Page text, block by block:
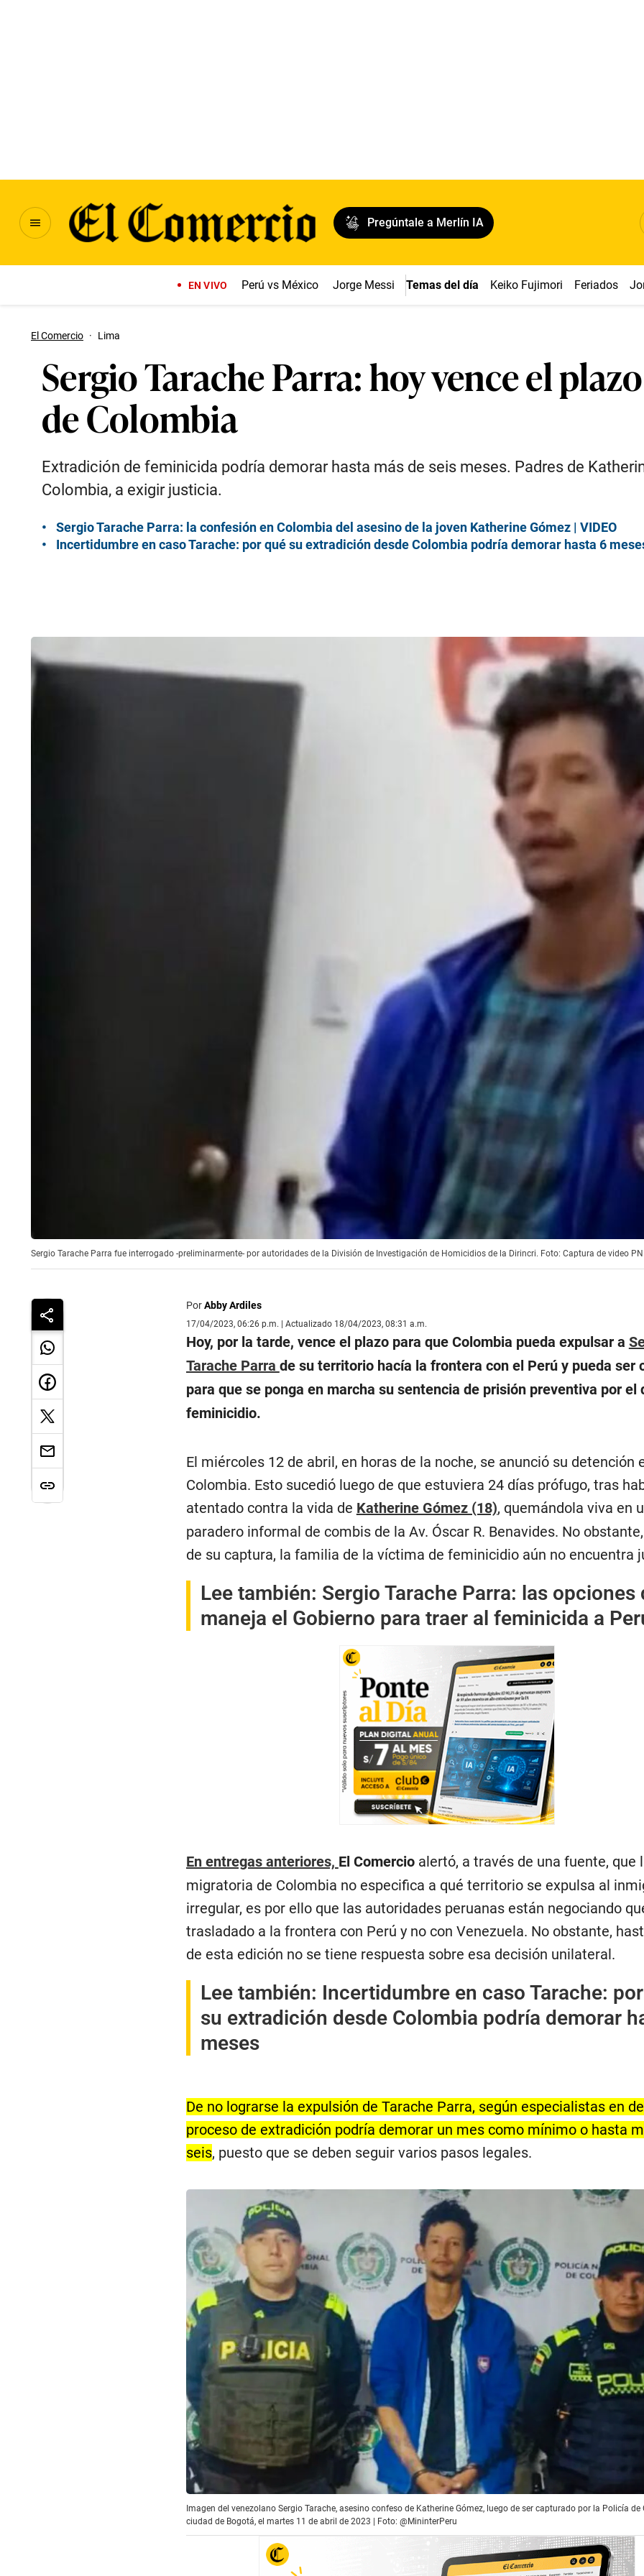
Pregúntale a Merlín IA
EN VIVO Perú vs México Jorge Messi Temas del día Keiko Fujimori Feriados
El Comercio · Lima
Sergio Tarache Parra: hoy vence el
de Colombia
Extradición de feminicida podría demorar hasta más de seis meses. Padres de
Colombia, a exigir justicia.
Sergio Tarache Parra: la confesión en Colombia del asesino de la joven Katherine Gómez | VIDEO
Incertidumbre en caso Tarache: por qué su extradición desde Colombia podría demorar hasta 6
Sergio Tarache Parra fue interrogado -preliminarmente- por autoridades de la División de Investigación de Homicidios de la Dirincri. Foto: Captura de video
PorAbby Ardiles
17/04/2023, 06:26 p.m. | Actualizado 18/04/2023, 08:31 a.m.
Hoy, por la tarde, vence el plazo para que Colombia pueda expulsar a
Tarache Parra de su territorio hacía la frontera con el Perú y pueda ser
para que se ponga en marcha su sentencia de prisión preventiva por el
feminicidio.
El miércoles 12 de abril, en horas de la noche, se anunció su detención
Colombia. Esto sucedió luego de que estuviera 24 días prófugo, tras
atentado contra la vida de Katherine Gómez (18), quemándola viva en
paradero informal de combis de la Av. Óscar R. Benavides. No
de su captura, la familia de la víctima de feminicidio aún no encuentra
Lee también: Sergio Tarache Parra: las opciones
maneja el Gobierno para traer al feminicida a
En entregas anteriores, El Comercioalertó, a través de una fuente, que
migratoria de Colombia no especifica a qué territorio se expulsa al
irregular, es por ello que las autoridades peruanas están negociando
trasladado a la frontera con Perú y no con Venezuela. No obstante,
de esta edición no se tiene respuesta sobre esa decisión unilateral.
Lee también: Incertidumbre en caso Tarache:
su extradición desde Colombia podría demorar
meses
De no lograrse la expulsión de Tarache Parra, según especialistas en
proceso de extradición podría demorar un mes como mínimo o hasta
seis, puesto que se deben seguir varios pasos legales.
Imagen del venezolano Sergio Tarache, asesino confeso de Katherine Gómez, luego de ser capturado por la Policía
ciudad de Bogotá, el martes 11 de abril de 2023 | Foto: @MininterPeru